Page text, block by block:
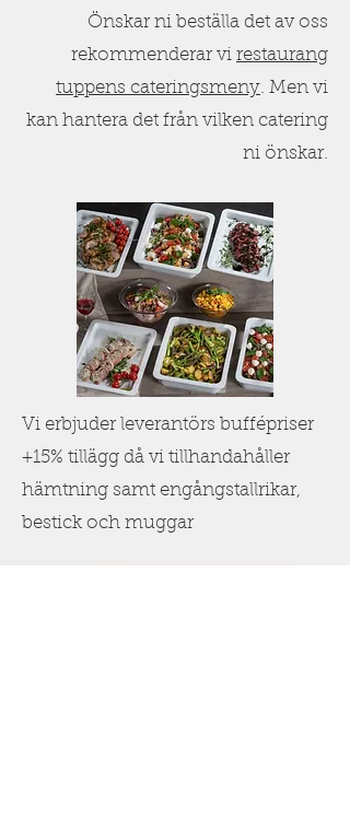
Önskar ni beställa det av oss
rekommenderar vi restaurang
tuppens cateringsmeny. Men vi
kan hantera det från vilken catering
ni önskar.
Vi erbjuder leverantörs buffépriser
+15% tillägg då vi tillhandahåller
hämtning samt engångstallrikar,
bestick och muggar